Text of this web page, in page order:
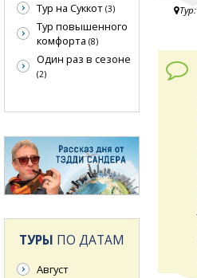
Тур:
Тур на Суккот (3)
Тур повышенного
комфорта (8)
Один раз в сезоне
(2)
ТУРЫ ПО ДАТАМ
Август